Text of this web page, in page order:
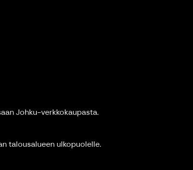
Johku-verkkokaupasta.
talousalueen ulkopuolelle.